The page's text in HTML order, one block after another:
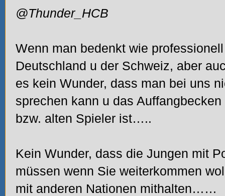
@Thunder_HCB
Wenn man bedenkt wie
Deutschland u der Schweiz, aber
es kein Wunder, dass man bei uns
sprechen kann u das
bzw. alten Spieler ist…..
Kein Wunder, dass die Jungen mit
müssen wenn Sie weiterkommen
mit anderen Nationen mithalten……